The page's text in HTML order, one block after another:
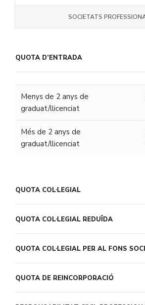
SOCIETATS
QUOTA D’ENTRADA
Menys de 2 anys de
graduat/llicenciat
Més de 2 anys de
graduat/llicenciat
QUOTA COL·LEGIAL
QUOTA COL·LEGIAL REDUÏDA
QUOTA COL·LEGIAL PER AL FONS
QUOTA DE REINCORPORACIÓ